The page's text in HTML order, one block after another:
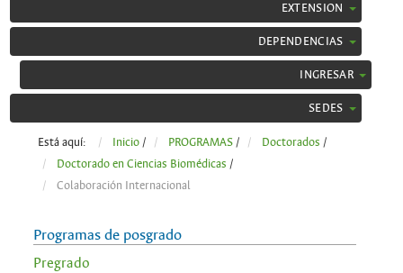
EXTENSION
DEPENDENCIAS
INGRESAR
SEDES
Está aquí: Inicio / PROGRAMAS / Doctorados /
Doctorado en Ciencias Biomédicas /
Colaboración Internacional
Programas de posgrado
Pregrado